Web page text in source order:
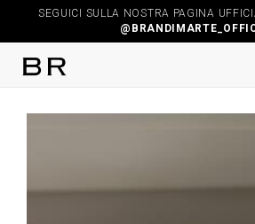
SEGUICI SULLA NOSTRA PAGINA